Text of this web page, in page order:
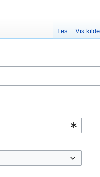
Les Vis kilde